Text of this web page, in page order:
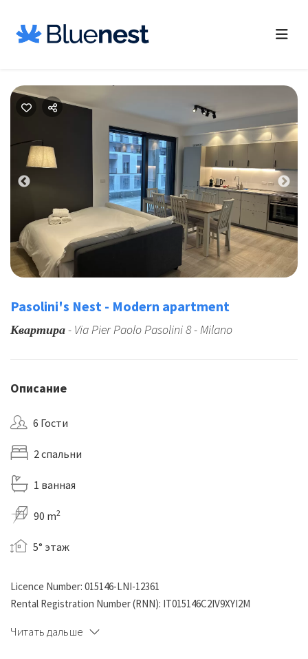
Pasolini's Nest - Modern apartment
Квартира- Via Pier Paolo Pasolini 8 - Milano
Описание
6 Гости
2 спальни
1 ванная
90 m2
5° этаж
Licence Number: 015146-LNI-12361
Rental Registration Number (RNN): IT015146C2IV9XYI2M
Читать дальше